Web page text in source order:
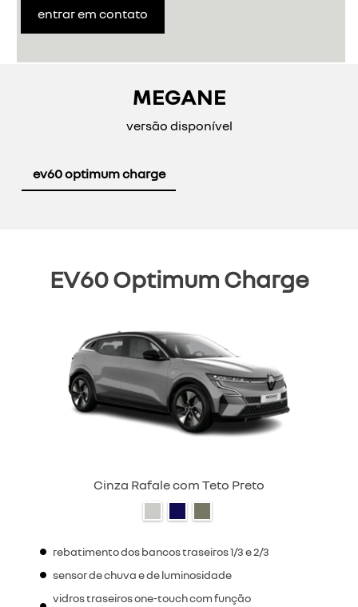
entrar em contato
MEGANE
versão disponível
ev60 optimum charge
EV60 Optimum Charge
Cinza Rafale com Teto Preto
rebatimento dos bancos traseiros 1/3 e 2/3
sensor de chuva e de luminosidade
vidros traseiros one-touch com função